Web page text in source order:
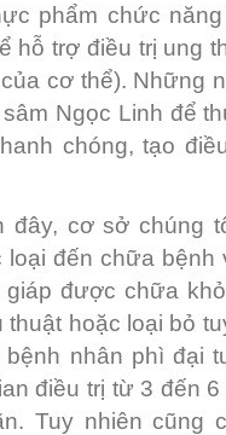
phẩm chức
hỗ trợ điều trị ung
cơ thể). Những
Ngọc Linh để
chóng, tạo
đây, cơ sở chúng
loại đến chữa
giáp được chữa
hoặc loại bỏ
bệnh nhân phì đại
điều trị từ 3 đến
Tuy nhiên cũng